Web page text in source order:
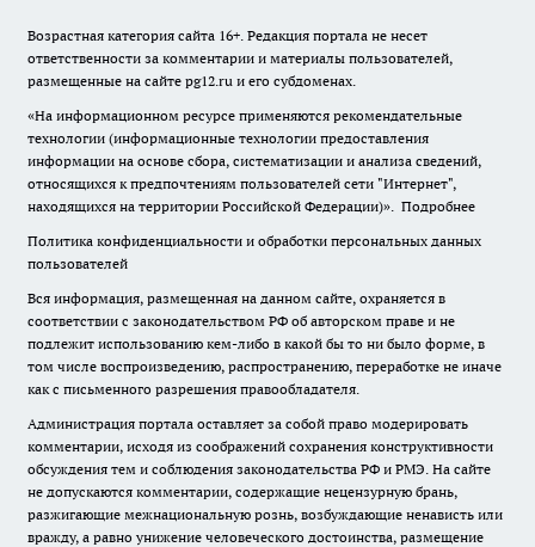
Возрастная категория сайта 16+. Редакция портала не несет
ответственности за комментарии и материалы пользователей,
размещенные на сайте pg12.ru и его субдоменах.
«На информационном ресурсе применяются рекомендательные
технологии (информационные технологии предоставления
информации на основе сбора, систематизации и анализа сведений,
относящихся к предпочтениям пользователей сети "Интернет",
находящихся на территории Российской Федерации)». Подробнее
Политика конфиденциальности и обработки персональных данных
пользователей
Вся информация, размещенная на данном сайте, охраняется в
соответствии с законодательством РФ об авторском праве и не
подлежит использованию кем-либо в какой бы то ни было форме, в
том числе воспроизведению, распространению, переработке не иначе
как с письменного разрешения правообладателя.
Администрация портала оставляет за собой право модерировать
комментарии, исходя из соображений сохранения конструктивности
обсуждения тем и соблюдения законодательства РФ и РМЭ. На сайте
не допускаются комментарии, содержащие нецензурную брань,
разжигающие межнациональную рознь, возбуждающие ненависть или
вражду, а равно унижение человеческого достоинства, размещение